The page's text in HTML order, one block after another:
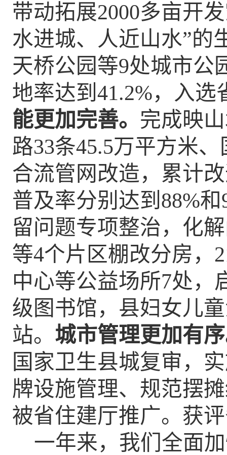
带动拓展2000多亩开
水进城、人近山水”的
天桥公园等9处城市公
地率达到41.2%，入
能更加完善。 完成映
路33条45.5万平方米、
合流管网改造，累计
普及率分别达到 88%和
留问题专项整治，化
等4个片区棚改分房，
中心等公益场所7处，
级图书馆，县妇女儿
站。 城市管理更加有
国家卫生县城复审，
牌设施管理、规范摆
被省住建厅推广。获
一年来，我们全面